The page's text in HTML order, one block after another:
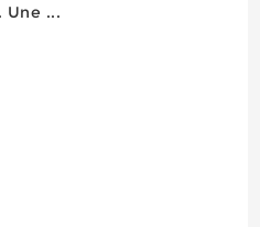
Une ...